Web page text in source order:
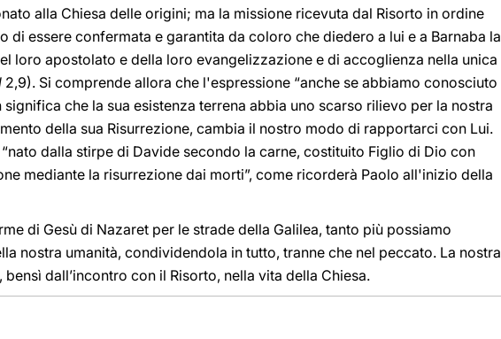
alla Chiesa delle origini; ma la missione ricevuta dal Risorto in ordine
di essere confermata e garantita da coloro che diedero a lui e a Barnaba la
loro apostolato e della loro evangelizzazione e di accoglienza nella unica
2,9). Si comprende allora che l'espressione “anche se abbiamo conosciuto
significa che la sua esistenza terrena abbia uno scarso rilievo per la nostra
della sua Risurrezione, cambia il nostro modo di rapportarci con Lui.
dalla stirpe di Davide secondo la carne, costituito Figlio di Dio con
mediante la risurrezione dai morti”, come ricorderà Paolo all'inizio della
di Gesù di Nazaret per le strade della Galilea, tanto più possiamo
nostra umanità, condividendola in tutto, tranne che nel peccato. La nostra
dall’incontro con il Risorto, nella vita della Chiesa.